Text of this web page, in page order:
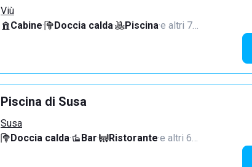
Viù
Cabine· Doccia calda· Piscina·e altri 7…
Piscina di Susa
Susa
Doccia calda· Bar· Ristorante·e altri 6…